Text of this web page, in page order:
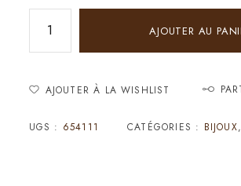
AJOUTER AU
AJOUTER À LA WISHLIST
UGS : 654111 CATÉGORIES : BIJOUX